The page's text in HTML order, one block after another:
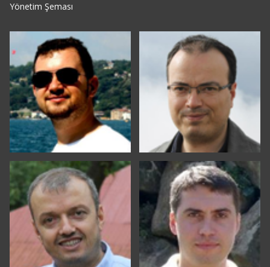
Yönetim Şeması